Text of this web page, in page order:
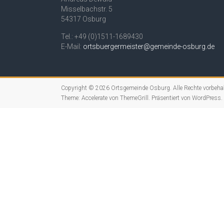
Misselbachstr. 5
54317 Osburg
Tel.: +49 (0)1511-1689430
E-Mail: ortsbuergermeister@gemeinde-osburg.de
Copyright © 2026 Ortsgemeinde Osburg. Alle Rechte
Theme: Accelerate von ThemeGrill. Präsentiert von WordPress.